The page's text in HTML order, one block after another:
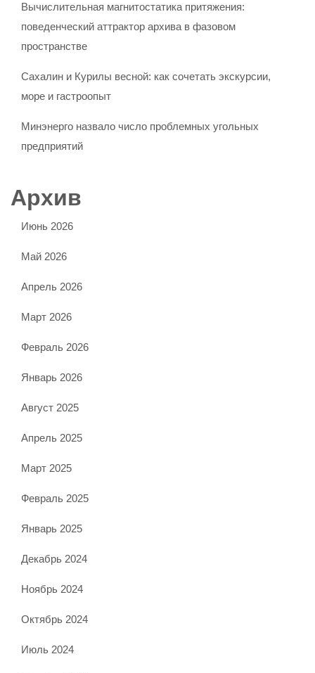
Вычислительная магнитостатика притяжения:
поведенческий аттрактор архива в фазовом
пространстве
Сахалин и Курилы весной: как сочетать экскурсии,
море и гастроопыт
Минэнерго назвало число проблемных угольных
предприятий
Архив
Июнь 2026
Май 2026
Апрель 2026
Март 2026
Февраль 2026
Январь 2026
Август 2025
Апрель 2025
Март 2025
Февраль 2025
Январь 2025
Декабрь 2024
Ноябрь 2024
Октябрь 2024
Июль 2024